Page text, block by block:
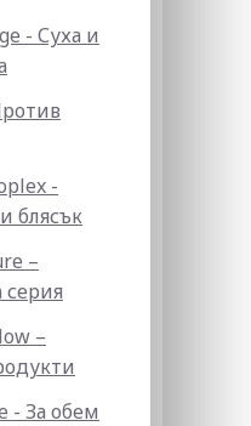
- Суха и
-
блясък
–
–
- За обем